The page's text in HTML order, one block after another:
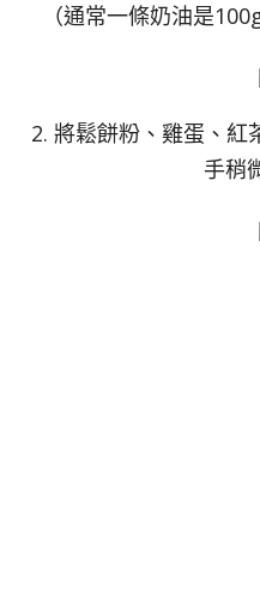
（通常一條奶油是
2. 將鬆餅粉、雞蛋、紅
手稍